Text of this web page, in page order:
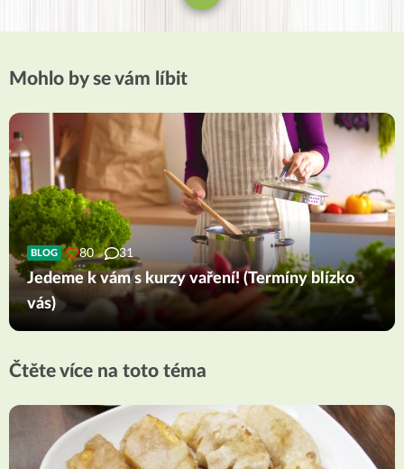
Mohlo by se vám líbit
BLOG 80 31
Jedeme k vám s kurzy vaření! (Termíny blízko
vás)
Čtěte více na toto téma